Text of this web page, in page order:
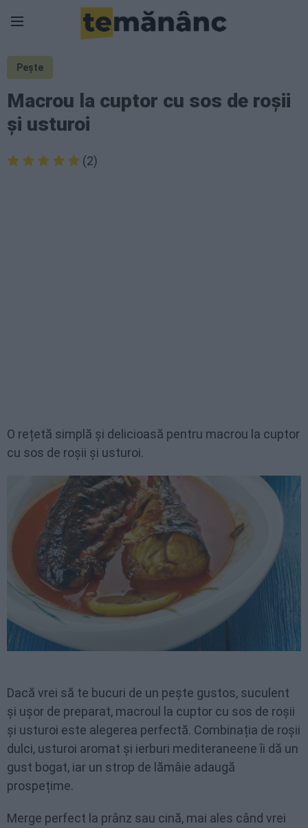
Pește
Macrou la cuptor cu sos de roșii
și usturoi
(2)
O rețetă simplă și delicioasă pentru macrou la cuptor
cu sos de roșii și usturoi.
Dacă vrei să te bucuri de un pește gustos, suculent
și ușor de preparat, macroul la cuptor cu sos de roșii
și usturoi este alegerea perfectă. Combinația de roșii
dulci, usturoi aromat și ierburi mediteraneene îi dă un
gust bogat, iar un strop de lămâie adaugă
prospețime.
Merge perfect la prânz sau cină, mai ales când vrei